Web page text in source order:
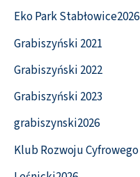
Eko Park Stabłowice2026
Grabiszyński 2021
Grabiszyński 2022
Grabiszyński 2023
grabiszynski2026
Klub Rozwoju Cyfrowego